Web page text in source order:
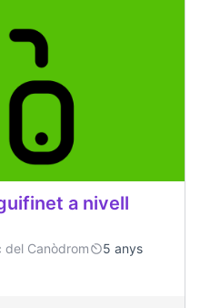
a nivell
del Canòdrom
5 anys